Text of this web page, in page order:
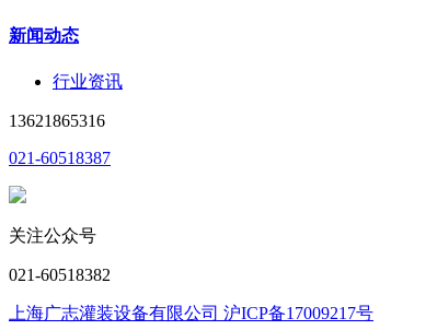
新闻动态
行业资讯
13621865316
021-60518387
关注公众号
021-60518382
上海广志灌装设备有限公司 沪ICP备17009217号